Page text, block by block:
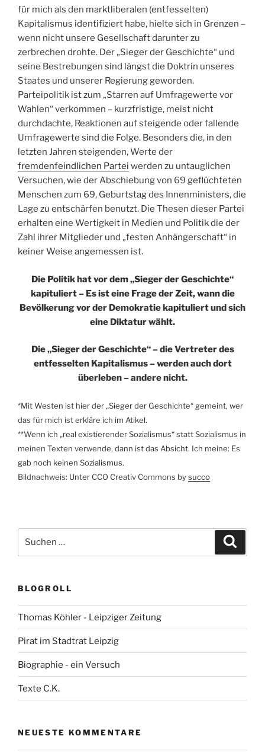
für mich als den marktliberalen (entfesselten)
Kapitalismus identifiziert habe, hielte sich in Grenzen –
wenn nicht unsere Gesellschaft darunter zu
zerbrechen drohte. Der „Sieger der Geschichte“ und
seine Bestrebungen sind längst die Doktrin unseres
Staates und unserer Regierung geworden.
Parteipolitik ist zum „Starren auf Umfragewerte vor
Wahlen“ verkommen – kurzfristige, meist nicht
durchdachte, Reaktionen auf steigende oder fallende
Umfragewerte sind die Folge. Besonders die, in den
letzten Jahren steigenden, Werte der
fremdenfeindlichen Partei werden zu untauglichen
Versuchen, wie der Abschiebung von 69 geflüchteten
Menschen zum 69, Geburtstag des Innenministers, die
Lage zu entschärfen benutzt. Die Thesen dieser Partei
erhalten eine Wertigkeit in Medien und Politik die der
Zahl ihrer Mitglieder und „festen Anhängerschaft“ in
keiner Weise angemessen ist.
Die Politik hat vor dem „Sieger der Geschichte“
kapituliert – Es ist eine Frage der Zeit, wann die
Bevölkerung vor der Demokratie kapituliert und sich
eine Diktatur wählt.
Die „Sieger der Geschichte“ – die Vertreter des
entfesselten Kapitalismus – werden auch dort
überleben – andere nicht.
*Mit Westen ist hier der „Sieger der Geschichte“ gemeint, wer
das für mich ist erkläre ich im Atikel.
**Wenn ich „real existierender Sozialismus“ statt Sozialismus in
meinen Texten verwende, dann ist das Absicht. Ich meine: Es
gab noch keinen Sozialismus.
Bildnachweis: Unter CCO Creativ Commons bysucco
nach:
BLOGROLL
Thomas Köhler - Leipziger Zeitung
Pirat im Stadtrat Leipzig
Biographie - ein Versuch
Texte C.K.
NEUESTE KOMMENTARE